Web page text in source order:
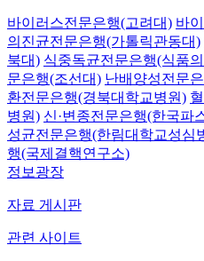
바이러스전문은행(고려대) 바
의진균전문은행(가톨릭관동대)
북대) 식중독균전문은행(식품
문은행(조선대) 난배양성전문
환전문은행(경북대학교병원)
병원) 신·변종전문은행(한국파
성균전문은행(한림대학교성심
행(국제결핵연구소)
정보광장
자료 게시판
관련 사이트